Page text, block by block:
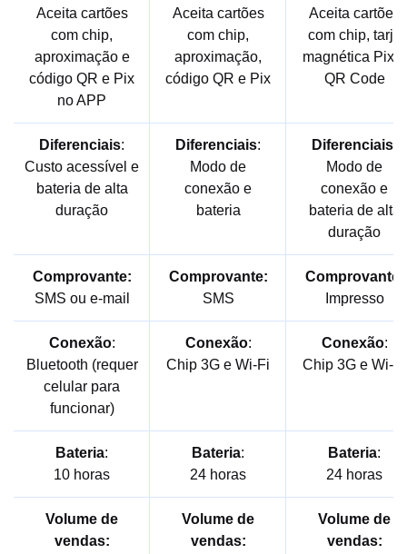
Aceita cartões
com chip,
aproximação e
código QR e Pix
no APP
Aceita cartões
com chip,
aproximação,
código QR e Pix
Aceita cartões
com chip, tarja
magnética Pix e
QR Code
Diferenciais:
Custo acessível e
bateria de alta
duração
Diferenciais:
Modo de
conexão e
bateria
Diferenciais
Modo de
conexão e
bateria de alta
duração
Comprovante:
SMS ou e-mail
Comprovante:
SMS
Comprovante:
Impresso
Conexão:
Bluetooth (requer
celular para
funcionar)
Conexão:
Chip 3G e Wi-Fi
Conexão:
Chip 3G e Wi-Fi
Bateria:
10 horas
Bateria:
24 horas
Bateria:
24 horas
Volume de
vendas:
Volume de
vendas:
Volume de
vendas: